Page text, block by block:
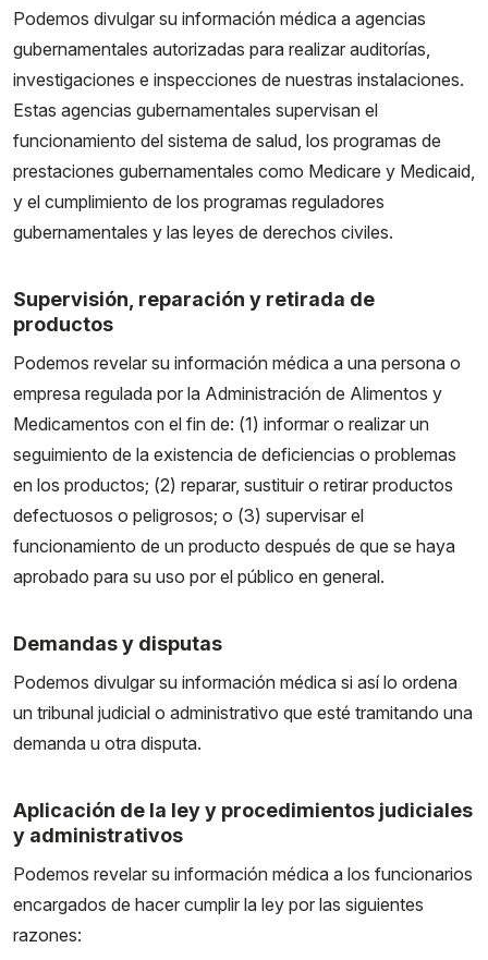
Podemos divulgar su información médica a agencias
gubernamentales autorizadas para realizar auditorías,
investigaciones e inspecciones de nuestras instalaciones.
Estas agencias gubernamentales supervisan el
funcionamiento del sistema de salud, los programas de
prestaciones gubernamentales como Medicare y Medicaid,
y el cumplimiento de los programas reguladores
gubernamentales y las leyes de derechos civiles.
Supervisión, reparación y retirada de
productos
Podemos revelar su información médica a una persona o
empresa regulada por la Administración de Alimentos y
Medicamentos con el fin de: (1) informar o realizar un
seguimiento de la existencia de deficiencias o problemas
en los productos; (2) reparar, sustituir o retirar productos
defectuosos o peligrosos; o (3) supervisar el
funcionamiento de un producto después de que se haya
aprobado para su uso por el público en general.
Demandas y disputas
Podemos divulgar su información médica si así lo ordena
un tribunal judicial o administrativo que esté tramitando una
demanda u otra disputa.
Aplicación de la ley y procedimientos judiciales
y administrativos
Podemos revelar su información médica a los funcionarios
encargados de hacer cumplir la ley por las siguientes
razones: